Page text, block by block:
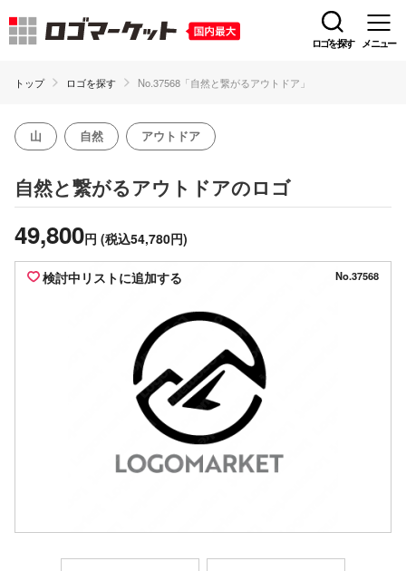
ロゴを探す メニュー
トップ ロゴを探す No.37568「自然と繋がるアウトドア」
山 自然 アウトドア
自然と繋がるアウトドアのロゴ
49,800円 (税込54,780円)
検討中リストに追加する No.37568